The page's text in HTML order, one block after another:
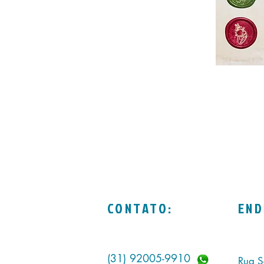
CONTATO:
(31) 92005-9910
Rua